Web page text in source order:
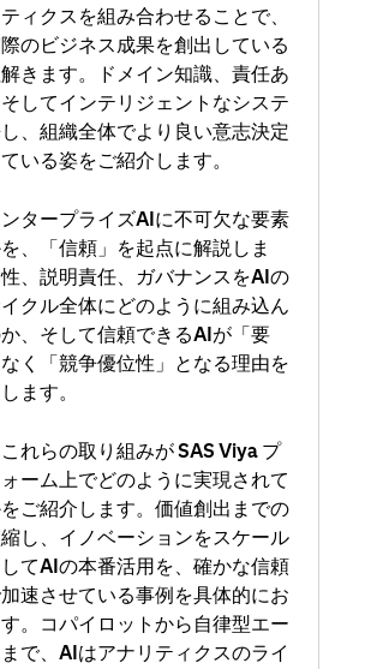
ィクスを組み合わせることで、
のビジネス成果を創出している
きます。ドメイン知識、責任あ
してインテリジェントなシステ
、組織全体でより良い意志決定
いる姿をご紹介します。
タープライズAIに不可欠な要素
、「信頼」を起点に解説しま
、説明責任、ガバナンスをAIの
クル全体にどのように組み込ん
、そして信頼できるAIが「要
く「競争優位性」となる理由を
ます。
れらの取り組みが SAS Viya プ
ーム上でどのように実現されて
ご紹介します。価値創出までの
し、イノベーションをスケール
てAIの本番活用を、確かな信頼
速させている事例を具体的にお
。コパイロットから自律型エー
で、AIはアナリティクスのライ